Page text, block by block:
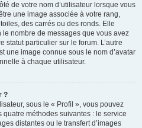
de votre nom d’utilisateur lorsque vous
une image associée à votre rang,
des carrés ou des ronds. Elle
le nombre de messages que vous avez
statut particulier sur le forum. L’autre
une image connue sous le nom d’avatar
à chaque utilisateur.
?
sous le « Profil », vous pouvez
méthodes suivantes : le service
distantes ou le transfert d’images